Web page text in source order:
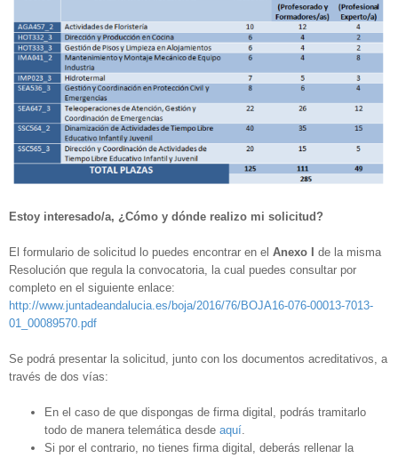
Estoy interesado/a, ¿Cómo y dónde realizo mi solicitud?
El formulario de solicitud lo puedes encontrar en el Anexo I
de la misma
Resolución que regula la convocatoria, la cual puedes consultar por
completo en el siguiente enlace:
http://www.juntadeandalucia.es/boja/2016/76/BOJA16-076-00013-7013-
01_00089570.pdf
Se podrá presentar la solicitud, junto con los documentos acreditativos, a
través de dos vías:
En el caso de que dispongas de firma digital, podrás tramitarlo
todo de manera telemática desde aquí.
Si por el contrario, no tienes firma digital, deberás rellenar la